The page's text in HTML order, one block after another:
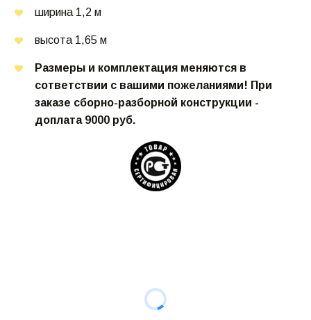
ширина 1,2 м
высота 1,65 м
Размеры и комплектация меняются в
сответствии с вашими пожеланиями! При
заказе сборно-разборной конструкции -
доплата 9000 руб.